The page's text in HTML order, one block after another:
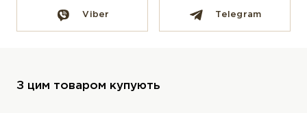
Viber Telegram
З цим товаром купують